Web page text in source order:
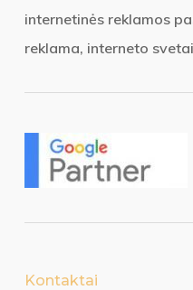
internetinės reklamos
reklama, interneto
Kontaktai